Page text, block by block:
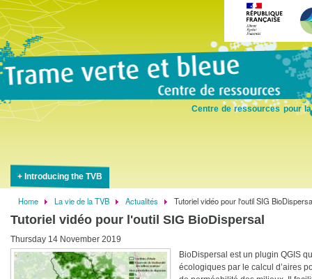
Centre de ressources pour
Introducing the TVB
Breadcrumb
Home La vie de la TVB Actualités Tutoriel vidéo pour l'outil SIG
Tutoriel vidéo pour l'outil SIG BioDispersal
Thursday 14 November 2019
BioDispersal est un plugin QGIS
écologiques par le calcul d’aires